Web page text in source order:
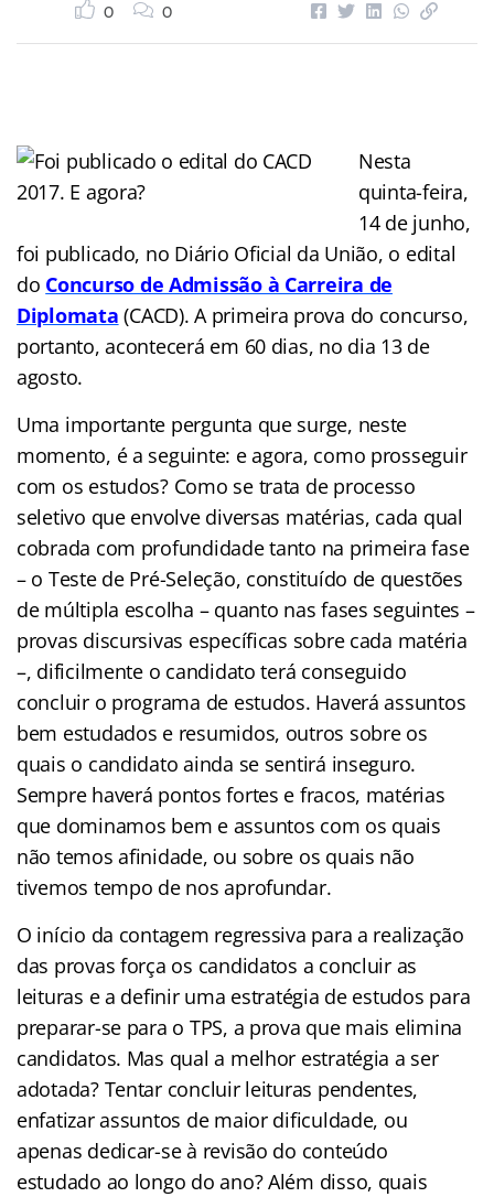
0 0
Nesta
quinta-feira,
14 de junho,
foi publicado, no Diário Oficial da União, o edital
do Concurso de Admissão à Carreira de
Diplomata (CACD). A primeira prova do concurso,
portanto, acontecerá em 60 dias, no dia 13 de
agosto.
Uma importante pergunta que surge, neste
momento, é a seguinte: e agora, como prosseguir
com os estudos? Como se trata de processo
seletivo que envolve diversas matérias, cada qual
cobrada com profundidade tanto na primeira fase
– o Teste de Pré-Seleção, constituído de questões
de múltipla escolha – quanto nas fases seguintes –
provas discursivas específicas sobre cada matéria
–, dificilmente o candidato terá conseguido
concluir o programa de estudos. Haverá assuntos
bem estudados e resumidos, outros sobre os
quais o candidato ainda se sentirá inseguro.
Sempre haverá pontos fortes e fracos, matérias
que dominamos bem e assuntos com os quais
não temos afinidade, ou sobre os quais não
tivemos tempo de nos aprofundar.
O início da contagem regressiva para a realização
das provas força os candidatos a concluir as
leituras e a definir uma estratégia de estudos para
preparar-se para o TPS, a prova que mais elimina
candidatos. Mas qual a melhor estratégia a ser
adotada? Tentar concluir leituras pendentes,
enfatizar assuntos de maior dificuldade, ou
apenas dedicar-se à revisão do conteúdo
estudado ao longo do ano? Além disso, quais